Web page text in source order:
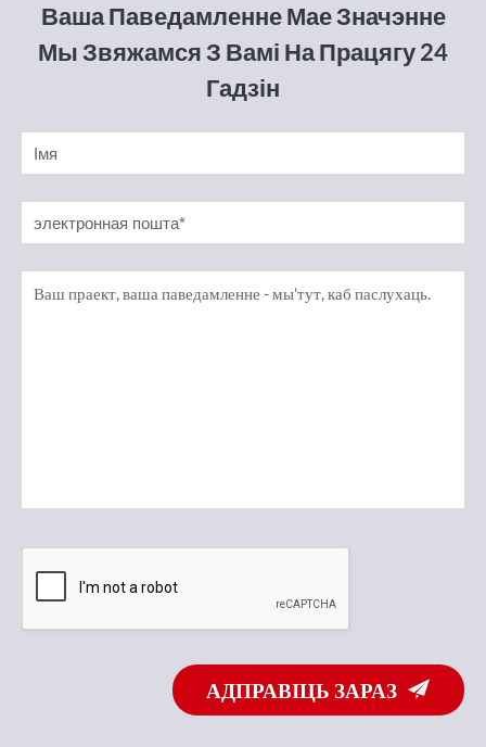
Ваша Паведамленне Мае Значэнне
Мы Звяжамся З Вамі На Працягу 24
Гадзін
АДПРАВІЦЬ ЗАРАЗ